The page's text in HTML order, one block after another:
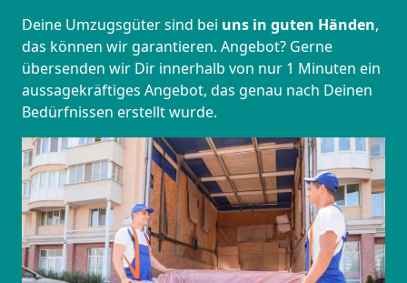
Deine Umzugsgüter sind bei uns in guten Händen,
das können wir garantieren. Angebot? Gerne
übersenden wir Dir innerhalb von nur 1 Minuten ein
aussagekräftiges Angebot, das genau nach Deinen
Bedürfnissen erstellt wurde.